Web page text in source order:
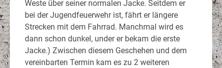
Weste über seiner normalen Jacke. Seitdem er
bei der Jugendfeuerwehr ist, fährt er längere
Strecken mit dem Fahrrad. Manchmal wird es
dann schon dunkel, under er bekam die erste
Jacke.) Zwischen diesem Geschehen und dem
vereinbarten Termin kam es zu 2 weiteren